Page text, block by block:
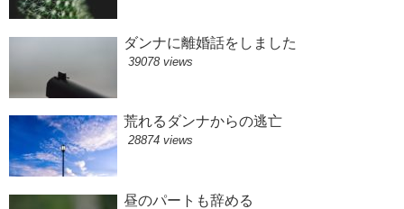
ダンナに離婚話をしました
39078 views
荒れるダンナからの逃亡
28874 views
昼のパートも辞める